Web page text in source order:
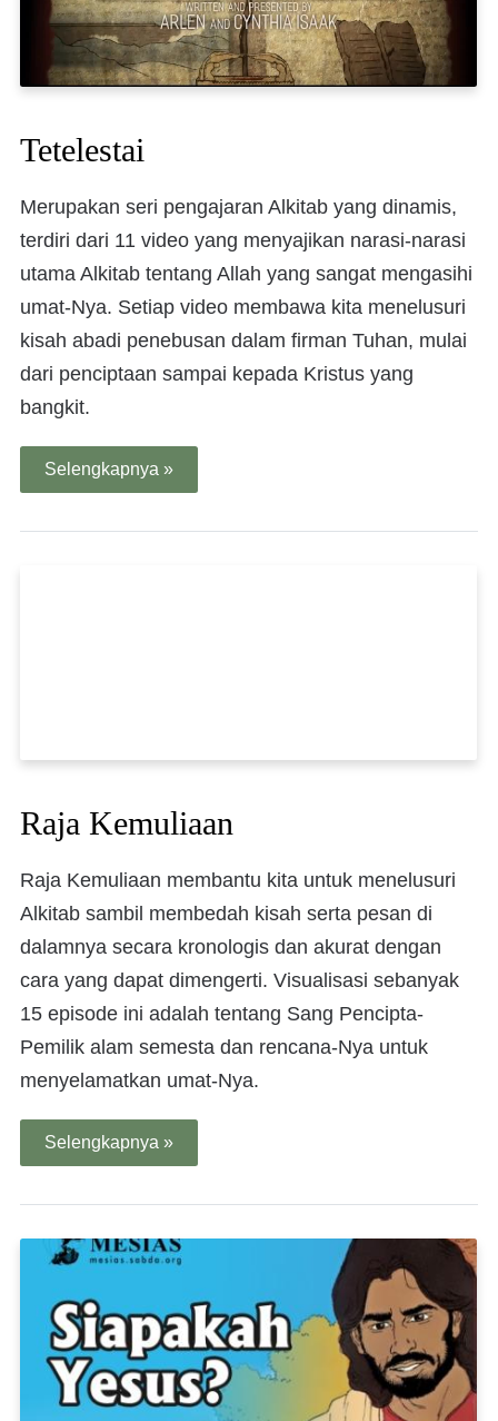
Tetelestai
Merupakan seri pengajaran Alkitab yang dinamis,
terdiri dari 11 video yang menyajikan narasi-narasi
utama Alkitab tentang Allah yang sangat mengasihi
umat-Nya. Setiap video membawa kita menelusuri
kisah abadi penebusan dalam firman Tuhan, mulai
dari penciptaan sampai kepada Kristus yang
bangkit.
Selengkapnya »
Raja Kemuliaan
Raja Kemuliaan membantu kita untuk menelusuri
Alkitab sambil membedah kisah serta pesan di
dalamnya secara kronologis dan akurat dengan
cara yang dapat dimengerti. Visualisasi sebanyak
15 episode ini adalah tentang Sang Pencipta-
Pemilik alam semesta dan rencana-Nya untuk
menyelamatkan umat-Nya.
Selengkapnya »